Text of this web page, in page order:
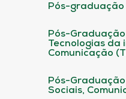
Pós-graduação
Pós-
Tecnologias da
Comunicação
Pós-Graduação
Sociais,